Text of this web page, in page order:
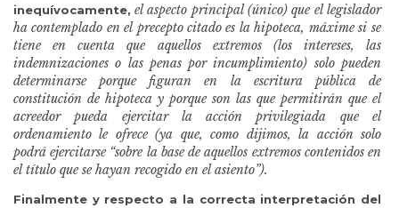
inequívocamente, el aspecto principal (único) que el legislador
ha contemplado en el precepto citado es la hipoteca, máximesi se
tiene en cuenta que aquellos extremos (los intereses, las
indemnizaciones o las penas por incumplimiento) solo pueden
determinarse porque figuran en la escritura pública de
constitución de hipoteca y porque son las que permitirán que el
acreedor pueda ejercitar la acción privilegiada que el
ordenamiento le ofrece (ya que, como dijimos, la acción solo
podrá ejercitarse “sobre la base de aquellos extremos contenidos en
el título que se hayan recogido en el asiento”).
Finalmente y respecto a la correcta interpretación del